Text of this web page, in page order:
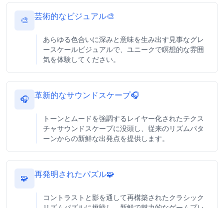
🎨 芸術的なビジュアル🎨
あらゆる色合いに深みと意味を生み出す見事なグレ
ースケールビジュアルで、ユニークで瞑想的な雰囲
気を体験してください。
🎧 革新的なサウンドスケープ🎧
トーンとムードを強調するレイヤー化されたテクス
チャサウンドスケープに没頭し、従来のリズムパタ
ーンからの新鮮な出発点を提供します。
🧩 再発明されたパズル🧩
コントラストと影を通して再構築されたクラシック